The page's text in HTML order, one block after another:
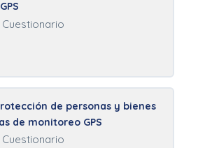
Cuestionario
de personas y bienes
de monitoreo GPS
Cuestionario